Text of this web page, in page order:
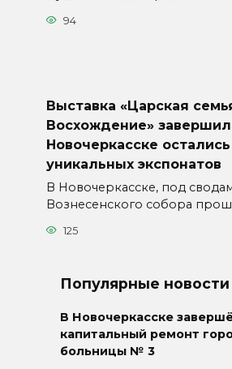
94
Выставка «Царская
Восхождение»
Новочеркасске
уникальных экспонатов
В Новочеркасске, под
Вознесенского собора
125
Популярные новости
В Новочеркасске
капитальный ремонт
больницы № 3